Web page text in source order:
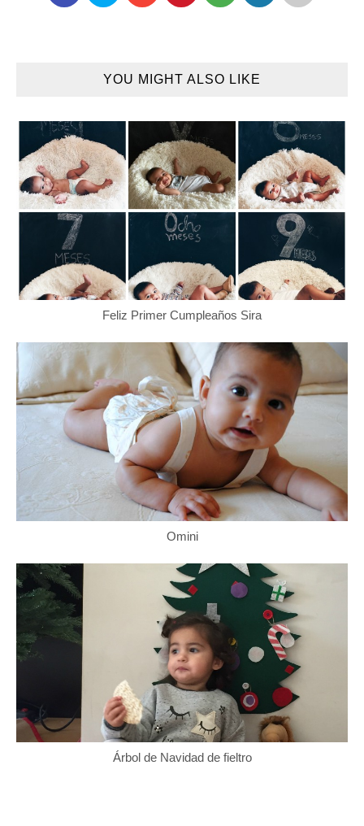
YOU MIGHT ALSO LIKE
Feliz Primer Cumpleaños Sira
Omini
Árbol de Navidad de fieltro